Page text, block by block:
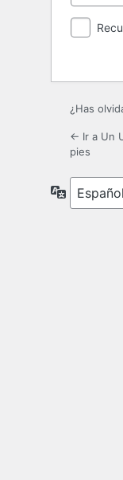
¿Has
← Ir a Un
pies
Idioma